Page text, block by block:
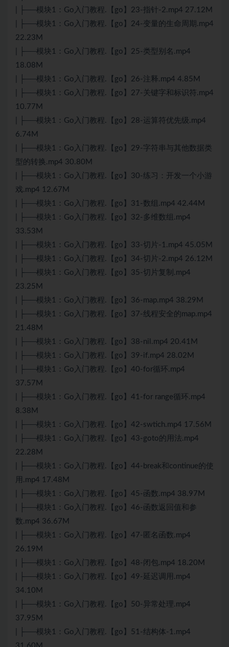
| ├──模块1：Go入门教程.【go】23-指针-2.mp4 27.12M
| ├──模块1：Go入门教程.【go】24-变量的生命周期.mp4
22.23M
| ├──模块1：Go入门教程.【go】25-类型别名.mp4
18.08M
| ├──模块1：Go入门教程.【go】26-注释.mp4 4.85M
| ├──模块1：Go入门教程.【go】27-关键字和标识符.mp4
10.77M
| ├──模块1：Go入门教程.【go】28-运算符优先级.mp4
6.74M
| ├──模块1：Go入门教程.【go】29-字符串与其他数据类
型的转换.mp4 30.80M
| ├──模块1：Go入门教程.【go】30-练习：开发一个小游
戏.mp4 12.67M
| ├──模块1：Go入门教程.【go】31-数组.mp4 42.44M
| ├──模块1：Go入门教程.【go】32-多维数组.mp4
33.53M
| ├──模块1：Go入门教程.【go】33-切片-1.mp4 45.05M
| ├──模块1：Go入门教程.【go】34-切片-2.mp4 26.12M
| ├──模块1：Go入门教程.【go】35-切片复制.mp4
23.25M
| ├──模块1：Go入门教程.【go】36-map.mp4 38.29M
| ├──模块1：Go入门教程.【go】37-线程安全的map.mp4
21.48M
| ├──模块1：Go入门教程.【go】38-nil.mp4 20.41M
| ├──模块1：Go入门教程.【go】39-if.mp4 28.02M
| ├──模块1：Go入门教程.【go】40-for循环.mp4
37.57M
| ├──模块1：Go入门教程.【go】41-for range循环.mp4
8.38M
| ├──模块1：Go入门教程.【go】42-swtich.mp4 17.56M
| ├──模块1：Go入门教程.【go】43-goto的用法.mp4
22.28M
| ├──模块1：Go入门教程.【go】44-break和continue的使
用.mp4 17.48M
| ├──模块1：Go入门教程.【go】45-函数.mp4 38.97M
| ├──模块1：Go入门教程.【go】46-函数返回值和参
数.mp4 36.67M
| ├──模块1：Go入门教程.【go】47-匿名函数.mp4
26.19M
| ├──模块1：Go入门教程.【go】48-闭包.mp4 18.20M
| ├──模块1：Go入门教程.【go】49-延迟调用.mp4
34.10M
| ├──模块1：Go入门教程.【go】50-异常处理.mp4
37.95M
| ├──模块1：Go入门教程.【go】51-结构体-1.mp4